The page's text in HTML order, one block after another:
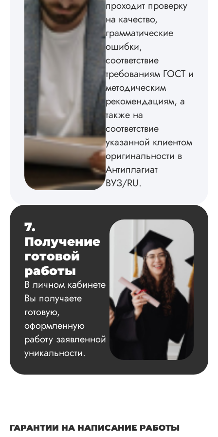
редактирования
не
Читать полный
проходит проверку
на качество,
грамматические
ошибки,
соответствие
требованиям ГОСТ и
методическим
рекомендациям, а
также на
соответствие
указанной клиентом
оригинальности в
Антиплагиат
ВУЗ/RU.
7.
Получение
готовой
работы
В личном кабинете
Вы получаете
готовую,
оформленную
работу заявленной
уникальности.
ГАРАНТИИ НА НАПИСАНИЕ РАБОТЫ